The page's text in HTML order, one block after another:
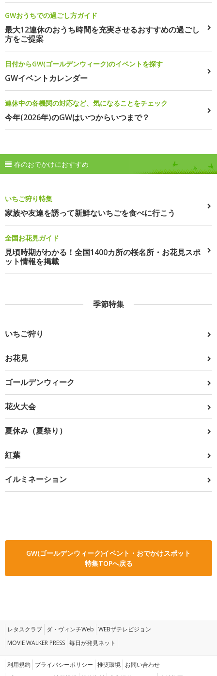
GWおうちでの過ごし方ガイド
最大12連休のおうち時間を充実させるおすすめの過ごし
方をご提案
日付からGW(ゴールデンウィーク)のイベントを探す
GWイベントカレンダー
連休中の各機関の対応など、気になることをチェック
今年(2026年)のGWはいつからいつまで？
春のおでかけにおすすめ
いちご狩り特集
家族や友達を誘って新鮮ないちごを食べに行こう
全国お花見ガイド
見頃時期がわかる！全国1400カ所の桜名所・お花見スポ
ット情報を掲載
季節特集
いちご狩り
お花見
ゴールデンウィーク
花火大会
夏休み（夏祭り）
紅葉
イルミネーション
GW(ゴールデンウィーク)イベント・おでかけスポット
特集TOPへ戻る
レタスクラブ ダ・ヴィンチWeb WEBザテレビジョン
MOVIE WALKER PRESS 毎日が発見ネット
利用規約 プライバシーポリシー 推奨環境 お問い合わせ